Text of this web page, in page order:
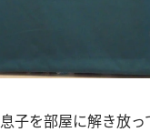
子を部屋に解き放っ